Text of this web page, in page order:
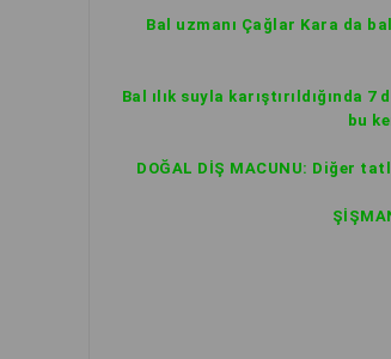
Bal uzmanı Çağlar Kara da
Bal ılık suyla karıştırıldığında
bu
DOĞAL DİŞ MACUNU: Diğer